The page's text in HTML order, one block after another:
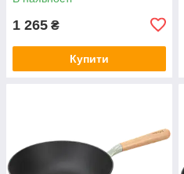
1 265 ₴
Купити